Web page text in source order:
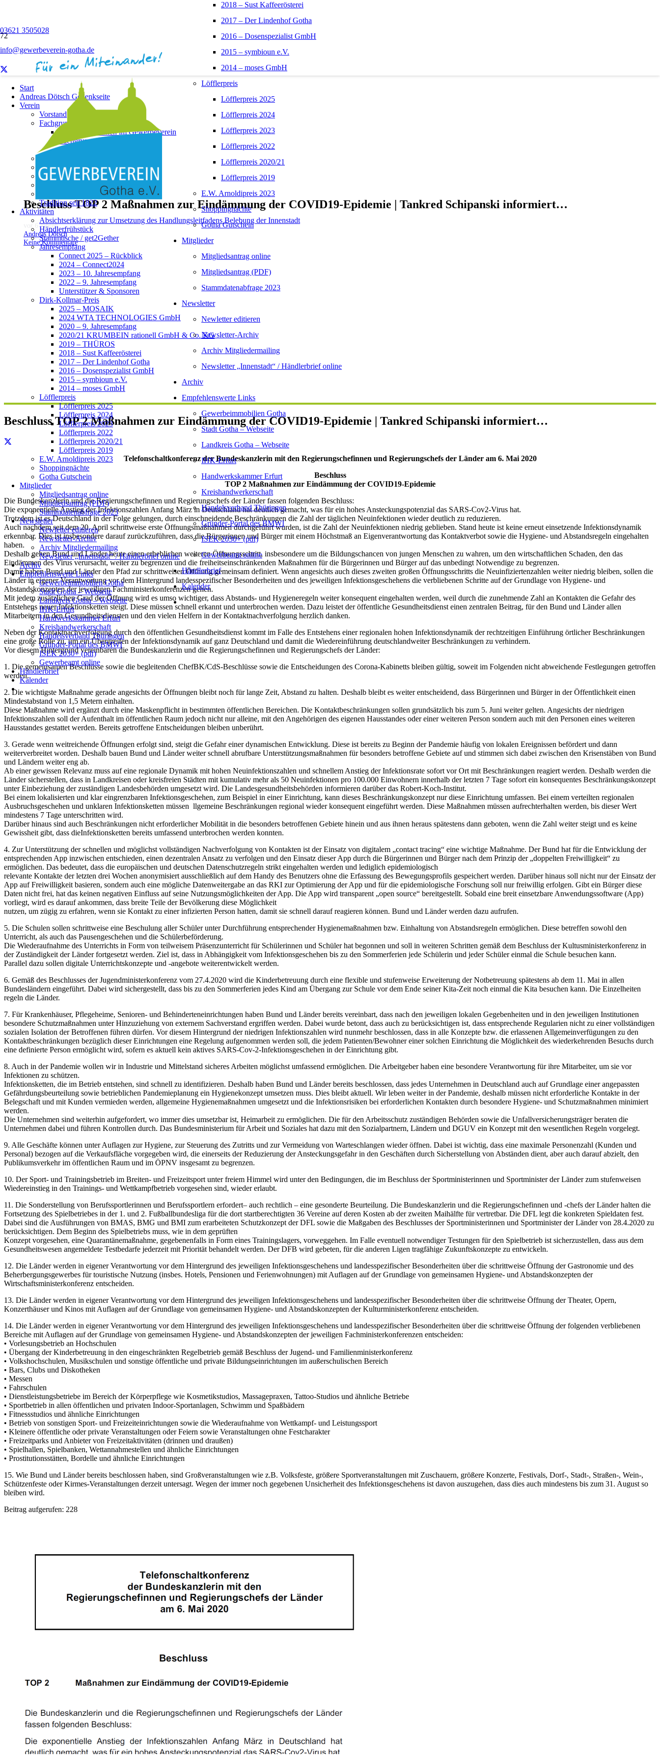
03621 3505028
info@gewerbeverein-gotha.de
2018 – Sust Kaffeerösterei
2017 – Der Lindenhof Gotha
2016 – Dosenspezialist GmbH
2015 – symbioun e.V.
2014 – moses GmbH
Löfflerpreis
Löfflerpreis 2025
Löfflerpreis 2024
Löfflerpreis 2023
Löfflerpreis 2022
Löfflerpreis 2020/21
Löfflerpreis 2019
E.W. Arnoldipreis 2023
Shoppingnächte
Gotha Gutschein
Mitglieder
Mitgliedsantrag online
Mitgliedsantrag (PDF)
Stammdatenabfrage 2023
Newsletter
Newletter editieren
Newsletter-Archiv
Archiv Mitgliedermailing
Newsletter „Innenstadt“ / Händlerbrief online
Archiv
Empfehlenswerte Links
Gewerbeimmobilien Gotha
Stadt Gotha – Webseite
Landkreis Gotha – Webseite
IHK-Erfurt
Handwerkskammer Erfurt
Kreishandwerkerschaft
Handelsverband Thüringen
Gründer-Portal des BMWI
ISEK 2030+ (pdf)
Gewerbeamt online
Händlerbrief
Kalender
Start
Andreas Dötsch Gedenkseite
Verein
Vorstand
Fachgruppen
Unternehmerinnen im Gewerbeverein
Fachgruppe „Innenstadt“
Beitragsordnung
Download
Ehrenmitgliedschaften
Festzeitschrift 1822 – 2022!
Tradition seit 1822
Aktivitäten
Absichtserklärung zur Umsetzung des Handlungsleitfadens Belebung der Innenstadt
Händlerfrühstück
Stammtische / get2Gether
Jahresempfang
Connect 2025 – Rückblick
2024 – Connect2024
2023 – 10. Jahresempfang
2022 – 9. Jahresempfang
Unterstützer & Sponsoren
Dirk-Kollmar-Preis
2025 – MOSAIK
2024 WTA TECHNOLOGIES GmbH
2020 – 9. Jahresempfang
2020/21 KRUMBEIN rationell GmbH & Co. KG
2019 – THÜROS
2018 – Sust Kaffeerösterei
2017 – Der Lindenhof Gotha
2016 – Dosenspezialist GmbH
2015 – symbioun e.V.
2014 – moses GmbH
Löfflerpreis
Löfflerpreis 2025
Löfflerpreis 2024
Löfflerpreis 2023
Löfflerpreis 2022
Löfflerpreis 2020/21
Löfflerpreis 2019
E.W. Arnoldipreis 2023
Shoppingnächte
Gotha Gutschein
Mitglieder
Mitgliedsantrag online
Mitgliedsantrag (PDF)
Stammdatenabfrage 2023
Newsletter
Newletter editieren
Newsletter-Archiv
Archiv Mitgliedermailing
Newsletter „Innenstadt“ / Händlerbrief online
Archiv
Empfehlenswerte Links
Gewerbeimmobilien Gotha
Stadt Gotha – Webseite
Landkreis Gotha – Webseite
IHK-Erfurt
Handwerkskammer Erfurt
Kreishandwerkerschaft
Handelsverband Thüringen
Gründer-Portal des BMWI
ISEK 2030+ (pdf)
Gewerbeamt online
Händlerbrief
Kalender
Beschluss TOP 2 Maßnahmen zur Eindämmung der COVID19-Epidemie | Tankred Schipanski informiert…
vor 6 Jahren
Andreas Dötsch
Keine Kommentare
Beschluss TOP 2 Maßnahmen zur Eindämmung der COVID19-Epidemie | Tankred Schipanski informiert…
Telefonschaltkonferenz der Bundeskanzlerin mit den Regierungschefinnen und Regierungschefs der Länder am 6. Mai 2020
Beschluss
TOP 2 Maßnahmen zur Eindämmung der COVID19-Epidemie
Die Bundeskanzlerin und die Regierungschefinnen und Regierungschefs der Länder fassen folgenden Beschluss:
Die exponentielle Anstieg der Infektionszahlen Anfang März in Deutschland hat deutlich gemacht, was für ein hohes Ansteckungspotenzial das SARS-Cov2-Virus hat.
Trotzdem ist es Deutschland in der Folge gelungen, durch einschneidende Beschränkungen die Zahl der täglichen Neuinfektionen wieder deutlich zu reduzieren.
Auch nachdem seit dem 20. April schrittweise erste Öffnungsmaßnahmen durchgeführt wurden, ist die Zahl der Neuinfektionen niedrig geblieben. Stand heute ist keine erneut einsetzende Infektionsdynamik
erkennbar. Dies ist insbesondere darauf zurückzuführen, dass die Bürgerinnen und Bürger mit einem Höchstmaß an Eigenverantwortung das Kontaktverbot sowie die Hygiene- und Abstandsregeln eingehalten
haben.
Deshalb gehen Bund und Länder heute einen erheblichen weiteren Öffnungsschritt, insbesondere um die Bildungschancen von jungen Menschen zu wahren, um den wirtschaftlichen Schaden, den das
Eindämmen des Virus verursacht, weiter zu begrenzen und die freiheitseinschränkenden Maßnahmen für die Bürgerinnen und Bürger auf das unbedingt Notwendige zu begrenzen.
Damit haben Bund und Länder den Pfad zur schrittweisen Öffnung gemeinsam definiert. Wenn angesichts auch dieses zweiten großen Öffnungsschritts die Neuinfiziertenzahlen weiter niedrig bleiben, sollen die
Länder in eigener Verantwortung vor dem Hintergrund landesspezifischer Besonderheiten und des jeweiligen Infektionsgeschehens die verbliebenen Schritte auf der Grundlage von Hygiene- und
Abstandskonzepten der jeweiligen Fachministerkonferenzen gehen.
Mit jedem zusätzlichen Grad der Öffnung wird es umso wichtiger, dass Abstands- und Hygieneregeln weiter konsequent eingehalten werden, weil durch die zunehmende Zahl an Kontakten die Gefahr des
Entstehens neuer Infektionsketten steigt. Diese müssen schnell erkannt und unterbrochen werden. Dazu leistet der öffentliche Gesundheitsdienst einen zentralen Beitrag, für den Bund und Länder allen
Mitarbeitern in den Gesundheitsdiensten und den vielen Helfern in der Kontaktnachverfolgung herzlich danken.
Neben der Kontaktnachverfolgung durch den öffentlichen Gesundheitsdienst kommt im Falle des Entstehens einer regionalen hohen Infektionsdynamik der rechtzeitigen Einführung örtlicher Beschränkungen
eine große Rolle zu, um ein Übergreifen der Infektionsdynamik auf ganz Deutschland und damit die Wiedereinführung deutschlandweiter Beschränkungen zu verhindern.
Vor diesem Hintergrund vereinbaren die Bundeskanzlerin und die Regierungschefinnen und Regierungschefs der Länder:
1. Die gemeinsamen Beschlüsse sowie die begleitenden ChefBK/CdS-Beschlüsse sowie die Entscheidungen des Corona-Kabinetts bleiben gültig, soweit im Folgenden nicht abweichende Festlegungen getroffen
werden.
2. Die wichtigste Maßnahme gerade angesichts der Öffnungen bleibt noch für lange Zeit, Abstand zu halten. Deshalb bleibt es weiter entscheidend, dass Bürgerinnen und Bürger in der Öffentlichkeit einen
Mindestabstand von 1,5 Metern einhalten.
Diese Maßnahme wird ergänzt durch eine Maskenpflicht in bestimmten öffentlichen Bereichen. Die Kontaktbeschränkungen sollen grundsätzlich bis zum 5. Juni weiter gelten. Angesichts der niedrigen
Infektionszahlen soll der Aufenthalt im öffentlichen Raum jedoch nicht nur alleine, mit den Angehörigen des eigenen Hausstandes oder einer weiteren Person sondern auch mit den Personen eines weiteren
Hausstandes gestattet werden. Bereits getroffene Entscheidungen bleiben unberührt.
3. Gerade wenn weitreichende Öffnungen erfolgt sind, steigt die Gefahr einer dynamischen Entwicklung. Diese ist bereits zu Beginn der Pandemie häufig von lokalen Ereignissen befördert und dann
weiterverbreitet worden. Deshalb bauen Bund und Länder weiter schnell abrufbare Unterstützungsmaßnahmen für besonders betroffene Gebiete auf und stimmen sich dabei zwischen den Krisenstäben von Bund
und Ländern weiter eng ab.
Ab einer gewissen Relevanz muss auf eine regionale Dynamik mit hohen Neuinfektionszahlen und schnellem Anstieg der Infektionsrate sofort vor Ort mit Beschränkungen reagiert werden. Deshalb werden die
Länder sicherstellen, dass in Landkreisen oder kreisfreien Städten mit kumulativ mehr als 50 Neuinfektionen pro 100.000 Einwohnern innerhalb der letzten 7 Tage sofort ein konsequentes Beschränkungskonzept
unter Einbeziehung der zuständigen Landesbehörden umgesetzt wird. Die Landesgesundheitsbehörden informieren darüber das Robert-Koch-Institut.
Bei einem lokalisierten und klar eingrenzbaren Infektionsgeschehen, zum Beispiel in einer Einrichtung, kann dieses Beschränkungskonzept nur diese Einrichtung umfassen. Bei einem verteilten regionalen
Ausbruchsgeschehen und unklaren Infektionsketten müssen llgemeine Beschränkungen regional wieder konsequent eingeführt werden. Diese Maßnahmen müssen aufrechterhalten werden, bis dieser Wert
mindestens 7 Tage unterschritten wird.
Darüber hinaus sind auch Beschränkungen nicht erforderlicher Mobilität in die besonders betroffenen Gebiete hinein und aus ihnen heraus spätestens dann geboten, wenn die Zahl weiter steigt und es keine
Gewissheit gibt, dass dieInfektionsketten bereits umfassend unterbrochen werden konnten.
4. Zur Unterstützung der schnellen und möglichst vollständigen Nachverfolgung von Kontakten ist der Einsatz von digitalem „contact tracing“ eine wichtige Maßnahme. Der Bund hat für die Entwicklung der
entsprechenden App inzwischen entschieden, einen dezentralen Ansatz zu verfolgen und den Einsatz dieser App durch die Bürgerinnen und Bürger nach dem Prinzip der „doppelten Freiwilligkeit“ zu
ermöglichen. Das bedeutet, dass die europäischen und deutschen Datenschutzregeln strikt eingehalten werden und lediglich epidemiologisch
relevante Kontakte der letzten drei Wochen anonymisiert ausschließlich auf dem Handy des Benutzers ohne die Erfassung des Bewegungsprofils gespeichert werden. Darüber hinaus soll nicht nur der Einsatz der
App auf Freiwilligkeit basieren, sondern auch eine mögliche Datenweitergabe an das RKI zur Optimierung der App und für die epidemiologische Forschung soll nur freiwillig erfolgen. Gibt ein Bürger diese
Daten nicht frei, hat das keinen negativen Einfluss auf seine Nutzungsmöglichkeiten der App. Die App wird transparent „open source“ bereitgestellt. Sobald eine breit einsetzbare Anwendungssoftware (App)
vorliegt, wird es darauf ankommen, dass breite Teile der Bevölkerung diese Möglichkeit
nutzen, um zügig zu erfahren, wenn sie Kontakt zu einer infizierten Person hatten, damit sie schnell darauf reagieren können. Bund und Länder werden dazu aufrufen.
5. Die Schulen sollen schrittweise eine Beschulung aller Schüler unter Durchführung entsprechender Hygienemaßnahmen bzw. Einhaltung von Abstandsregeln ermöglichen. Diese betreffen sowohl den
Unterricht, als auch das Pausengeschehen und die Schülerbeförderung.
Die Wiederaufnahme des Unterrichts in Form von teilweisem Präsenzunterricht für Schülerinnen und Schüler hat begonnen und soll in weiteren Schritten gemäß dem Beschluss der Kultusministerkonferenz in
der Zuständigkeit der Länder fortgesetzt werden. Ziel ist, dass in Abhängigkeit vom Infektionsgeschehen bis zu den Sommerferien jede Schülerin und jeder Schüler einmal die Schule besuchen kann.
Parallel dazu sollen digitale Unterrichtskonzepte und -angebote weiterentwickelt werden.
6. Gemäß des Beschlusses der Jugendministerkonferenz vom 27.4.2020 wird die Kinderbetreuung durch eine flexible und stufenweise Erweiterung der Notbetreuung spätestens ab dem 11. Mai in allen
Bundesländern eingeführt. Dabei wird sichergestellt, dass bis zu den Sommerferien jedes Kind am Übergang zur Schule vor dem Ende seiner Kita-Zeit noch einmal die Kita besuchen kann. Die Einzelheiten
regeln die Länder.
7. Für Krankenhäuser, Pflegeheime, Senioren- und Behinderteneinrichtungen haben Bund und Länder bereits vereinbart, dass nach den jeweiligen lokalen Gegebenheiten und in den jeweiligen Institutionen
besondere Schutzmaßnahmen unter Hinzuziehung von externem Sachverstand ergriffen werden. Dabei wurde betont, dass auch zu berücksichtigen ist, dass entsprechende Regularien nicht zu einer vollständigen
sozialen Isolation der Betroffenen führen dürfen. Vor diesem Hintergrund der niedrigen Infektionszahlen wird nunmehr beschlossen, dass in alle Konzepte bzw. die erlassenen Allgemeinverfügungen zu den
Kontaktbeschränkungen bezüglich dieser Einrichtungen eine Regelung aufgenommen werden soll, die jedem Patienten/Bewohner einer solchen Einrichtung die Möglichkeit des wiederkehrenden Besuchs durch
eine definierte Person ermöglicht wird, sofern es aktuell kein aktives SARS-Cov-2-Infektionsgeschehen in der Einrichtung gibt.
8. Auch in der Pandemie wollen wir in Industrie und Mittelstand sicheres Arbeiten möglichst umfassend ermöglichen. Die Arbeitgeber haben eine besondere Verantwortung für ihre Mitarbeiter, um sie vor
Infektionen zu schützen.
Infektionsketten, die im Betrieb entstehen, sind schnell zu identifizieren. Deshalb haben Bund und Länder bereits beschlossen, dass jedes Unternehmen in Deutschland auch auf Grundlage einer angepassten
Gefährdungsbeurteilung sowie betrieblichen Pandemieplanung ein Hygienekonzept umsetzen muss. Dies bleibt aktuell. Wir leben weiter in der Pandemie, deshalb müssen nicht erforderliche Kontakte in der
Belegschaft und mit Kunden vermieden werden, allgemeine Hygienemaßnahmen umgesetzt und die Infektionsrisiken bei erforderlichen Kontakten durch besondere Hygiene- und Schutzmaßnahmen minimiert
werden.
Die Unternehmen sind weiterhin aufgefordert, wo immer dies umsetzbar ist, Heimarbeit zu ermöglichen. Die für den Arbeitsschutz zuständigen Behörden sowie die Unfallversicherungsträger beraten die
Unternehmen dabei und führen Kontrollen durch. Das Bundesministerium für Arbeit und Soziales hat dazu mit den Sozialpartnern, Ländern und DGUV ein Konzept mit den wesentlichen Regeln vorgelegt.
9. Alle Geschäfte können unter Auflagen zur Hygiene, zur Steuerung des Zutritts und zur Vermeidung von Warteschlangen wieder öffnen. Dabei ist wichtig, dass eine maximale Personenzahl (Kunden und
Personal) bezogen auf die Verkaufsfläche vorgegeben wird, die einerseits der Reduzierung der Ansteckungsgefahr in den Geschäften durch Sicherstellung von Abständen dient, aber auch darauf abzielt, den
Publikumsverkehr im öffentlichen Raum und im ÖPNV insgesamt zu begrenzen.
10. Der Sport- und Trainingsbetrieb im Breiten- und Freizeitsport unter freiem Himmel wird unter den Bedingungen, die im Beschluss der Sportministerinnen und Sportminister der Länder zum stufenweisen
Wiedereinstieg in den Trainings- und Wettkampfbetrieb vorgesehen sind, wieder erlaubt.
11. Die Sonderstellung von Berufssportlerinnen und Berufssportlern erfordert– auch rechtlich – eine gesonderte Beurteilung. Die Bundeskanzlerin und die Regierungschefinnen und -chefs der Länder halten die
Fortsetzung des Spielbetriebes in der 1. und 2. Fußballbundesliga für die dort startberechtigten 36 Vereine auf deren Kosten ab der zweiten Maihälfte für vertretbar. Die DFL legt die konkreten Spieldaten fest.
Dabei sind die Ausführungen von BMAS, BMG und BMI zum erarbeiteten Schutzkonzept der DFL sowie die Maßgaben des Beschlusses der Sportministerinnen und Sportminister der Länder von 28.4.2020 zu
berücksichtigen. Dem Beginn des Spielbetriebs muss, wie in dem geprüften
Konzept vorgesehen, eine Quarantänemaßnahme, gegebenenfalls in Form eines Trainingslagers, vorweggehen. Im Falle eventuell notwendiger Testungen für den Spielbetrieb ist sicherzustellen, dass aus dem
Gesundheitswesen angemeldete Testbedarfe jederzeit mit Priorität behandelt werden. Der DFB wird gebeten, für die anderen Ligen tragfähige Zukunftskonzepte zu entwickeln.
12. Die Länder werden in eigener Verantwortung vor dem Hintergrund des jeweiligen Infektionsgeschehens und landesspezifischer Besonderheiten über die schrittweise Öffnung der Gastronomie und des
Beherbergungsgewerbes für touristische Nutzung (insbes. Hotels, Pensionen und Ferienwohnungen) mit Auflagen auf der Grundlage von gemeinsamen Hygiene- und Abstandskonzepten der
Wirtschaftsministerkonferenz entscheiden.
13. Die Länder werden in eigener Verantwortung vor dem Hintergrund des jeweiligen Infektionsgeschehens und landesspezifischer Besonderheiten über die schrittweise Öffnung der Theater, Opern,
Konzerthäuser und Kinos mit Auflagen auf der Grundlage von gemeinsamen Hygiene- und Abstandskonzepten der Kulturministerkonferenz entscheiden.
14. Die Länder werden in eigener Verantwortung vor dem Hintergrund des jeweiligen Infektionsgeschehens und landesspezifischer Besonderheiten über die schrittweise Öffnung der folgenden verbliebenen
Bereiche mit Auflagen auf der Grundlage von gemeinsamen Hygiene- und Abstandskonzepten der jeweiligen Fachministerkonferenzen entscheiden:
• Vorlesungsbetrieb an Hochschulen
• Übergang der Kinderbetreuung in den eingeschränkten Regelbetrieb gemäß Beschluss der Jugend- und Familienministerkonferenz
• Volkshochschulen, Musikschulen und sonstige öffentliche und private Bildungseinrichtungen im außerschulischen Bereich
• Bars, Clubs und Diskotheken
• Messen
• Fahrschulen
• Dienstleistungsbetriebe im Bereich der Körperpflege wie Kosmetikstudios, Massagepraxen, Tattoo-Studios und ähnliche Betriebe
• Sportbetrieb in allen öffentlichen und privaten Indoor-Sportanlagen, Schwimm und Spaßbädern
• Fitnessstudios und ähnliche Einrichtungen
• Betrieb von sonstigen Sport- und Freizeiteinrichtungen sowie die Wiederaufnahme von Wettkampf- und Leistungssport
• Kleinere öffentliche oder private Veranstaltungen oder Feiern sowie Veranstaltungen ohne Festcharakter
• Freizeitparks und Anbieter von Freizeitaktivitäten (drinnen und draußen)
• Spielhallen, Spielbanken, Wettannahmestellen und ähnliche Einrichtungen
• Prostitutionsstätten, Bordelle und ähnliche Einrichtungen
15. Wie Bund und Länder bereits beschlossen haben, sind Großveranstaltungen wie z.B. Volksfeste, größere Sportveranstaltungen mit Zuschauern, größere Konzerte, Festivals, Dorf-, Stadt-, Straßen-, Wein-,
Schützenfeste oder Kirmes-Veranstaltungen derzeit untersagt. Wegen der immer noch gegebenen Unsicherheit des Infektionsgeschehens ist davon auszugehen, dass dies auch mindestens bis zum 31. August so
bleiben wird.
Beitrag aufgerufen: 228